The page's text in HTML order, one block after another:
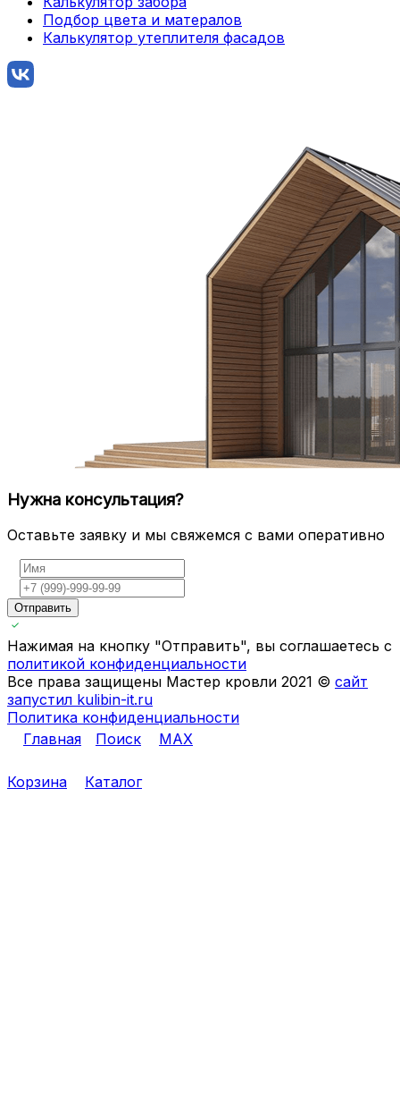
Подбор цвета и матералов
Калькулятор утеплителя фасадов
Нужна консультация?
Оставьте заявку и мы свяжемся с вами оперативно
Отправить
Нажимая на кнопку "Отправить", вы соглашаетесь с
политикой конфиденциальности
Все права защищены Мастер кровли 2021 © сайт
запустил kulibin-it.ru
Политика конфиденциальности
Главная
Поиск MAX
Корзина Каталог